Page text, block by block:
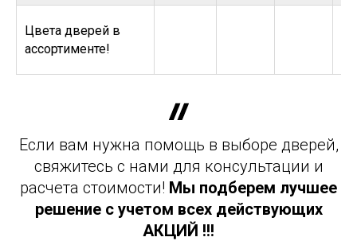
Цвета дверей в
ассортименте!
Если вам нужна помощь в выборе дверей,
свяжитесь с нами для консультации и
расчета стоимости! Мы подберем лучшее
решение с учетом всех действующих
АКЦИЙ !!!